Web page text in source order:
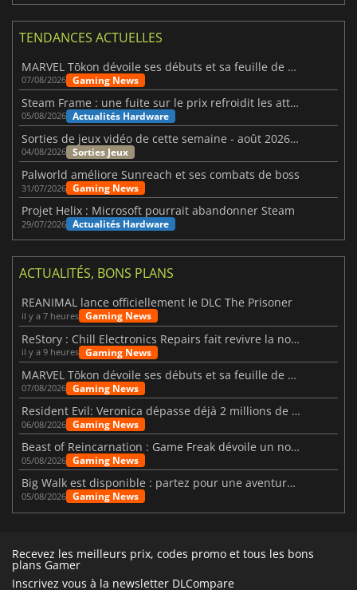
TENDANCES ACTUELLES
MARVEL Tōkon dévoile ses débuts et sa feuille de route
07/08/2026 Gaming News
Steam Frame : une fuite sur le prix refroidit les attentes VR
05/08/2026 Actualités Hardware
Sorties de jeux vidéo de cette semaine - août 2026 (semaine 32)
04/08/2026 Sorties Jeux
Palworld améliore Sunreach et ses combats de boss
31/07/2026 Gaming News
Projet Helix : Microsoft pourrait abandonner Steam
29/07/2026 Actualités Hardware
ACTUALITÉS, BONS PLANS
REANIMAL lance officiellement le DLC The Prisoner
il y a 7 heures Gaming News
ReStory : Chill Electronics Repairs fait revivre la nostalgie des années 2000
il y a 9 heures Gaming News
MARVEL Tōkon dévoile ses débuts et sa feuille de route
07/08/2026 Gaming News
Resident Evil: Veronica dépasse déjà 2 millions de wishlists
06/08/2026 Gaming News
Beast of Reincarnation : Game Freak dévoile un nouveau pari
05/08/2026 Gaming News
Big Walk est disponible : partez pour une aventure entre amis
05/08/2026 Gaming News
Recevez les meilleurs prix, codes promo et tous les bons
plans Gamer
Inscrivez vous à la newsletter DLCompare